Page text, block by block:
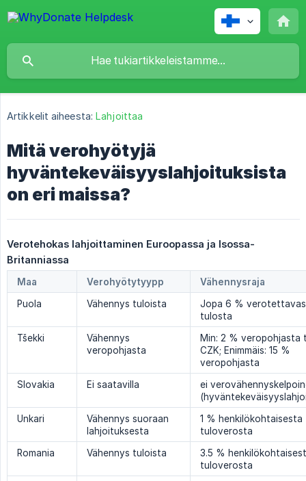
Artikkelit aiheesta: Lahjoittaa
Mitä verohyötyjä
hyväntekeväisyyslahjoituksista
on eri maissa?
Verotehokas lahjoittaminen Euroopassa ja Isossa-
Britanniassa
Maa Verohyötytyypp
Vähennysraja
Puola
Vähennys tuloista
Jopa 6 %
tulosta
Tšekki
Vähennys
veropohjasta
Min: 2 % veropohjasta
CZK; Enimmäis: 15 %
veropohjasta
Slovakia
Ei saatavilla
ei
Unkari
Vähennys suoraan
lahjoituksesta
1 % henkilökohtaisesta
tuloverosta
Romania
Vähennys tuloista
3.5 %
tuloverosta